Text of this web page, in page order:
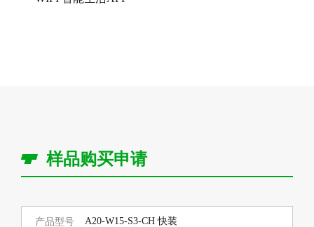
样品购买申请
产品型号